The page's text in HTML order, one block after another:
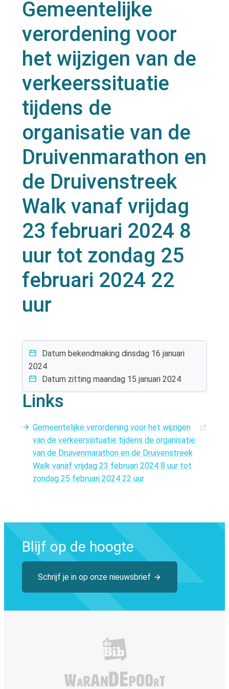
Gemeentelijke
verordening voor
het wijzigen van de
verkeerssituatie
tijdens de
organisatie van de
Druivenmarathon en
de Druivenstreek
Walk vanaf vrijdag
23 februari 2024 8
uur tot zondag 25
februari 2024 22
uur
Datum bekendmaking dinsdag 16 januari
2024
Datum zitting maandag 15 januari 2024
Links
Gemeentelijke verordening voor het wijzigen
van de verkeerssituatie tijdens de organisatie
van de Druivenmarathon en de Druivenstreek
Walk vanaf vrijdag 23 februari 2024 8 uur tot
zondag 25 februari 2024 22 uur
Blijf op de hoogte
Schrijf je in op onze nieuwsbrief
De